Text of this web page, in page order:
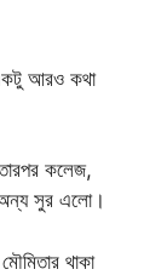
আরও কথা
কলেজ,
অন্য সুর এলো।
থাকা